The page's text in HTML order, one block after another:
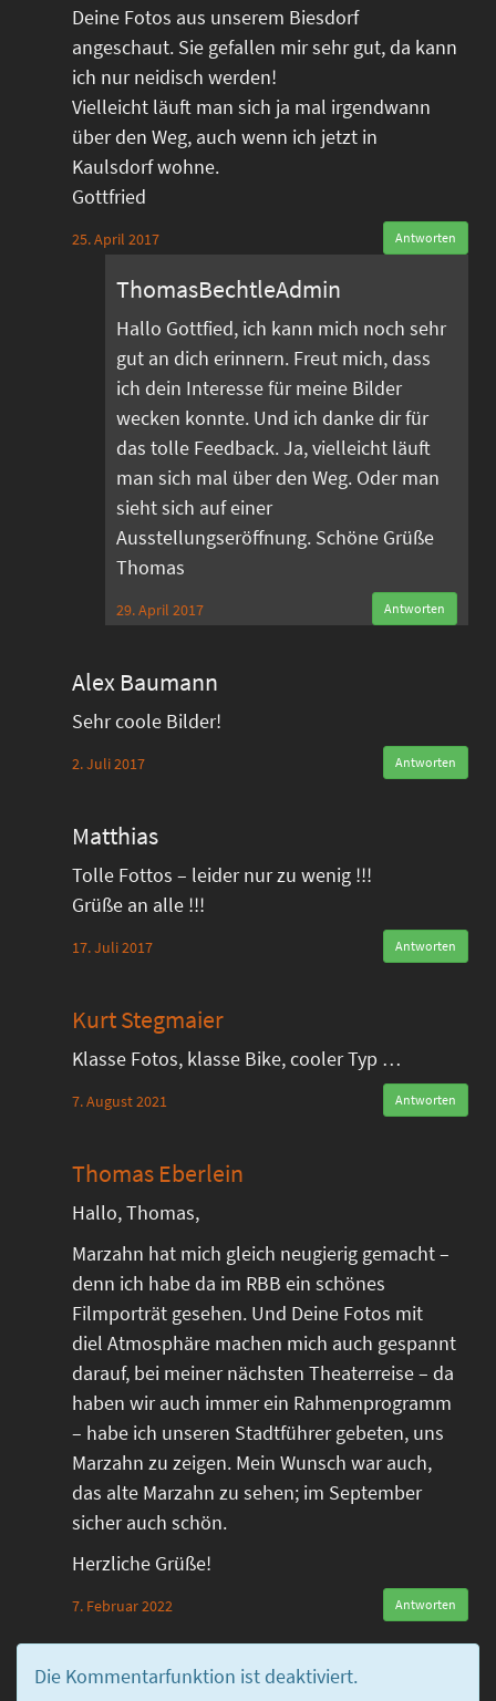
Deine Fotos aus unserem Biesdorf
angeschaut. Sie gefallen mir sehr gut, da kann
ich nur neidisch werden!
Vielleicht läuft man sich ja mal irgendwann
über den Weg, auch wenn ich jetzt in
Kaulsdorf wohne.
Gottfried
25. April 2017 Antworten
ThomasBechtleAdmin
Hallo Gottfied, ich kann mich noch sehr
gut an dich erinnern. Freut mich, dass
ich dein Interesse für meine Bilder
wecken konnte. Und ich danke dir für
das tolle Feedback. Ja, vielleicht läuft
man sich mal über den Weg. Oder man
sieht sich auf einer
Ausstellungseröffnung. Schöne Grüße
Thomas
29. April 2017 Antworten
Alex Baumann
Sehr coole Bilder!
2. Juli 2017 Antworten
Matthias
Tolle Fottos – leider nur zu wenig !!!
Grüße an alle !!!
17. Juli 2017 Antworten
Kurt Stegmaier
Klasse Fotos, klasse Bike, cooler Typ …
7. August 2021 Antworten
Thomas Eberlein
Hallo, Thomas,
Marzahn hat mich gleich neugierig gemacht –
denn ich habe da im RBB ein schönes
Filmporträt gesehen. Und Deine Fotos mit
diel Atmosphäre machen mich auch gespannt
darauf, bei meiner nächsten Theaterreise – da
haben wir auch immer ein Rahmenprogramm
– habe ich unseren Stadtführer gebeten, uns
Marzahn zu zeigen. Mein Wunsch war auch,
das alte Marzahn zu sehen; im September
sicher auch schön.
Herzliche Grüße!
7. Februar 2022 Antworten
Die Kommentarfunktion ist deaktiviert.